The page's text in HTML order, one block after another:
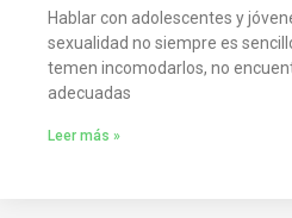
Hablar con adolescentes y
sexualidad no siempre es
temen incomodarlos, no
adecuadas
Leer más »